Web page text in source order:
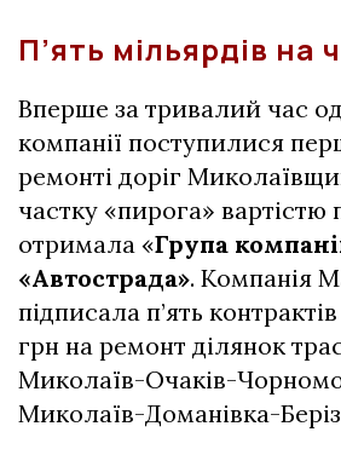
П’ять мільярдів на
Вперше за тривалий час
компанії поступилися
ремонті доріг
частку «пирога» вартістю
отримала «Група
«Автострада». Компанія
підписала п’ять
грн на ремонт ділянок
Миколаїв-Очаків-
Миколаїв-Доманівка-